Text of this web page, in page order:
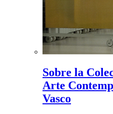
Sobre la
Arte
Vasco